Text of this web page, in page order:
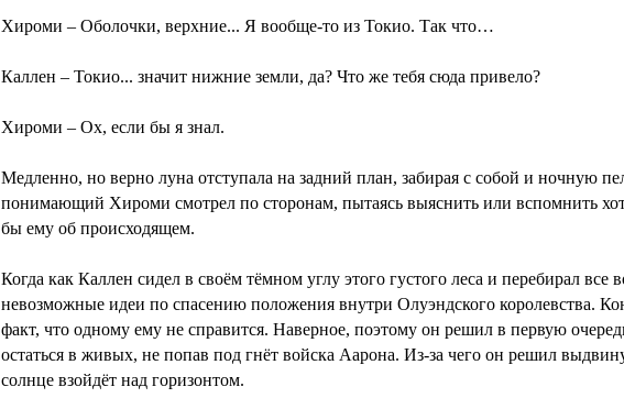
Хироми – Оболочки, верхние... Я вообще-то из Токио. Так что…
Каллен – Токио... значит нижние земли, да? Что же тебя сюда привело?
Хироми – Ох, если бы я знал.
Медленно, но верно луна отступала на задний план, забирая с собой и ночную
понимающий Хироми смотрел по сторонам, пытаясь выяснить или вспомнить
бы ему об происходящем.
Когда как Каллен сидел в своём тёмном углу этого густого леса и перебирал все
невозможные идеи по спасению положения внутри Олуэндского королевства.
факт, что одному ему не справится. Наверное, поэтому он решил в первую
остаться в живых, не попав под гнёт войска Аарона. Из-за чего он решил
солнце взойдёт над горизонтом.